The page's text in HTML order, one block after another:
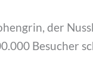
der
Besucher